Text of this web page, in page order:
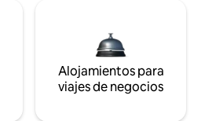
Alojamientos para
viajes de negocios